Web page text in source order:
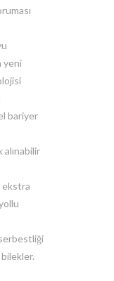
yeni
bariyer
alınabilir
ekstra